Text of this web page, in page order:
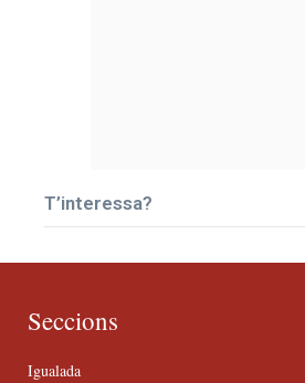
T’interessa?
Seccions
Igualada